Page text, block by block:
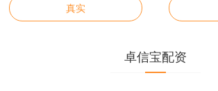
真实
卓信宝配资